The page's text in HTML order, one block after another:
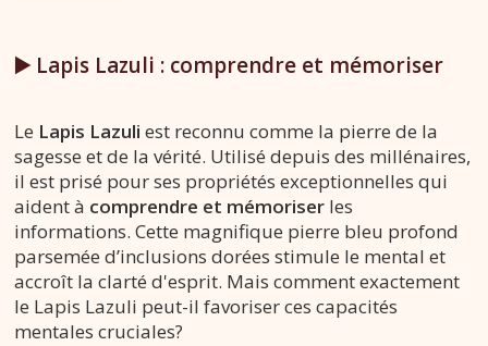
▶️ Lapis Lazuli : comprendre et mémoriser
Le Lapis Lazuli est reconnu comme la pierre de la
sagesse et de la vérité. Utilisé depuis des millénaires,
il est prisé pour ses propriétés exceptionnelles qui
aident à comprendre et mémoriser les
informations. Cette magnifique pierre bleu profond
parsemée d’inclusions dorées stimule le mental et
accroît la clarté d'esprit. Mais comment exactement
le Lapis Lazuli peut-il favoriser ces capacités
mentales cruciales?